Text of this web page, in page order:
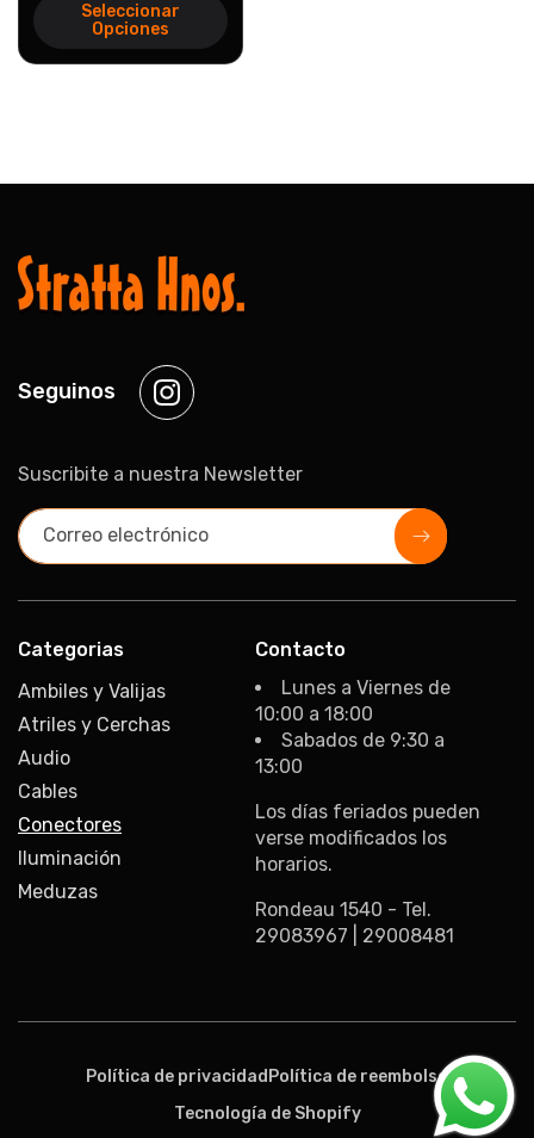
Seleccionar
Opciones
Seguinos
Instagram
Suscribite a nuestra Newsletter
Correo electrónico
Categorias
Ambiles y Valijas
Atriles y Cerchas
Audio
Cables
Conectores
Iluminación
Meduzas
Contacto
Lunes a Viernes de
10:00 a 18:00
Sabados de 9:30 a
13:00
Los días feriados pueden
verse modificados los
horarios.
Rondeau 1540 - Tel.
29083967 | 29008481
de
Política de privacidad Política de reembolso
Tecnología de Shopify